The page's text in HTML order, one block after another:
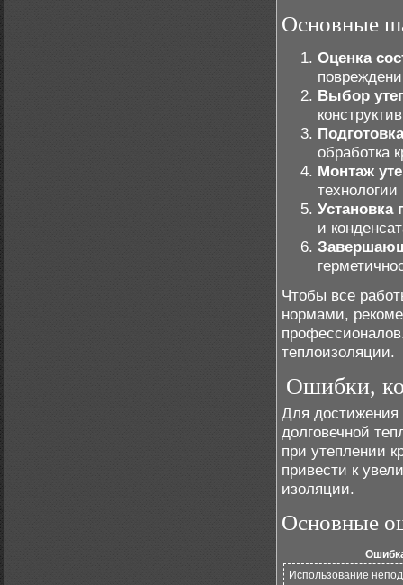
Основные
Оценка
Выбор
обработка
Монтаж
Установка
и
Чтобы все
нормами,
теплоизоляции.
Ошибки,
Для
долговечной
при утеплении
привести к
изоляции.
Основные
Использование